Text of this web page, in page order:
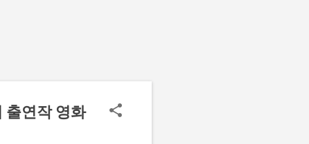
출연작 영화